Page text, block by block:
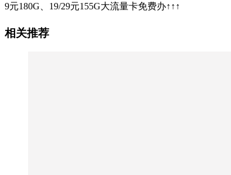
9元180G、19/29元155G大流量卡免费办↑↑↑
相关推荐